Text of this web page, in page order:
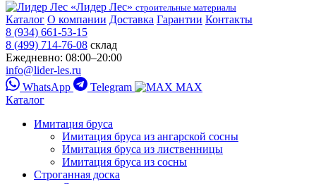
«Лидер Лес» строительные материалы
Каталог О компании Доставка Гарантии Контакты
8 (934) 661-53-15
8 (499) 714-76-08 склад
Ежедневно: 08:00–20:00
info@lider-les.ru
WhatsApp
Telegram
MAX
Каталог
Имитация бруса
Имитация бруса из ангарской сосны
Имитация бруса из лиственницы
Имитация бруса из сосны
Строганная доска